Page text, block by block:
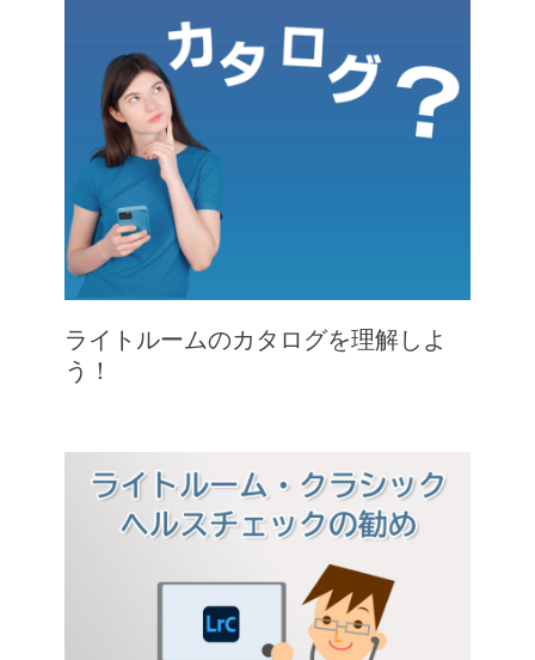
ライトルームのカタログを理解しよ
う！